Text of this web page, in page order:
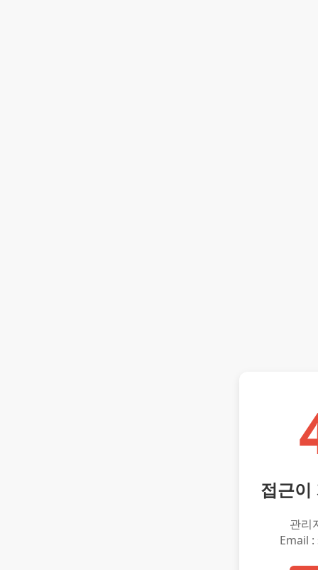
접근이
관리
Email